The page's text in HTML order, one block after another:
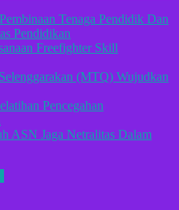
Tenaga Pendidik Dan
Pendidikan
Freefighter Skill
(MTQ) Wujudkan
Pencegahan
ASN Jaga Netralitas Dalam